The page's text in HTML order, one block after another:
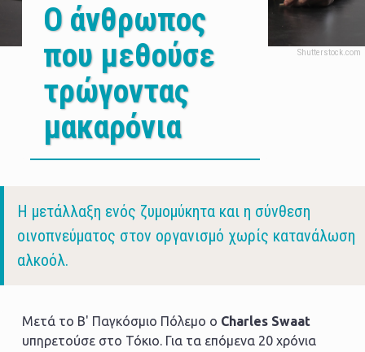
O άνθρωπος
που μεθούσε
τρώγοντας
μακαρόνια
Η μετάλλαξη ενός ζυμομύκητα και η σύνθεση
οινοπνεύματος στον οργανισμό χωρίς κατανάλωση
αλκοόλ.
Μετά το Β' Παγκόσμιο Πόλεμο ο Charles Swaat
υπηρετούσε στο Τόκιο. Για τα επόμενα 20 χρόνια